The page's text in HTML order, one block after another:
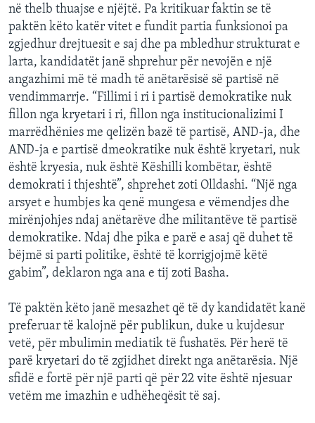
në thelb thuajse e njëjtë. Pa kritikuar faktin se të
paktën këto katër vitet e fundit partia funksionoi pa
zgjedhur drejtuesit e saj dhe pa mbledhur strukturat e
larta, kandidatët janë shprehur për nevojën e një
angazhimi më të madh të anëtarësisë së partisë në
vendimmarrje. “Fillimi i ri i partisë demokratike nuk
fillon nga kryetari i ri, fillon nga institucionalizimi I
marrëdhënies me qelizën bazë të partisë, AND-ja, dhe
AND-ja e partisë dmeokratike nuk është kryetari, nuk
është kryesia, nuk është Këshilli kombëtar, është
demokrati i thjeshtë”, shprehet zoti Olldashi. “Një nga
arsyet e humbjes ka qenë mungesa e vëmendjes dhe
mirënjohjes ndaj anëtarëve dhe militantëve të partisë
demokratike. Ndaj dhe pika e parë e asaj që duhet të
bëjmë si parti politike, është të korrigjojmë këtë
gabim”, deklaron nga ana e tij zoti Basha.
Të paktën këto janë mesazhet që të dy kandidatët kanë
preferuar të kalojnë për publikun, duke u kujdesur
vetë, për mbulimin mediatik të fushatës. Për herë të
parë kryetari do të zgjidhet direkt nga anëtarësia. Një
sfidë e fortë për një parti që për 22 vite është njesuar
vetëm me imazhin e udhëheqësit të saj.